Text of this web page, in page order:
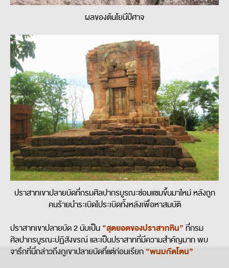
ผลของต้นโยนีปีศาจ
ปราสาทเขาปลายบัดที่กรมศิลปากรบูรณะซ่อมแซมขึ้นมาใหม่ หลังถูก
คนร้ายนำระเบิดไประเบิดทั้งหลังเพื่อหาสมบัติ
ปราสาทเขาปลายบัด 2 นับเป็น “สุดยอดของปราสาทหิน” ที่กรม
ศิลปากรบูรณะปฏิสังขรณ์ และเป็นปราสาทที่มีความสำคัญมาก พบ
จารึกที่นี่กล่าวถึงภูเขาปลายบัดที่แต่ก่อนเรียก “พนมกัดโตน”